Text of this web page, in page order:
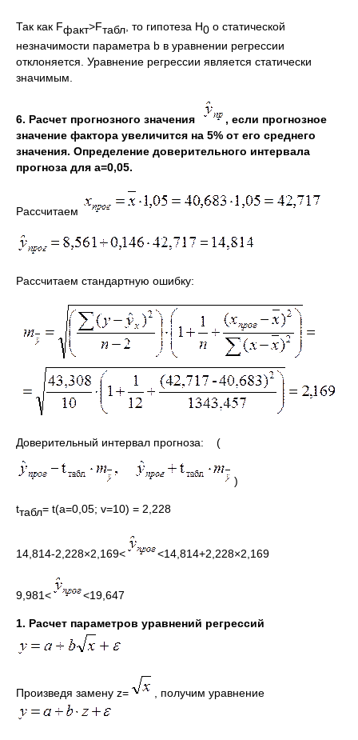
Так как Fфакт>Fтабл , то гипотеза H0 о статической
незначимости параметра b в уравнении регрессии
отклоняется. Уравнение регрессии является статически
значимым.
6. Расчет прогнозного значения
, если прогнозное
значение фактора увеличится на 5% от его среднего
значения. Определение доверительного интервала
прогноза для a=0,05.
Рассчитаем
Рассчитаем стандартную ошибку:
Доверительный интервал прогноза: (
)
tтабл= t(a=0,05; v=10) = 2,228
14,814-2,228×2,169< <14,814+2,228×2,169
9,981< <19,647
1. Расчет параметров уравнений регрессий
Произведя замену z= , получим уравнение